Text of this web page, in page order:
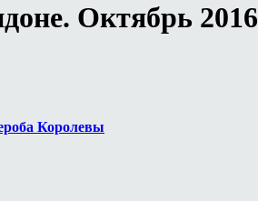
Октябрь 2016
Королевы